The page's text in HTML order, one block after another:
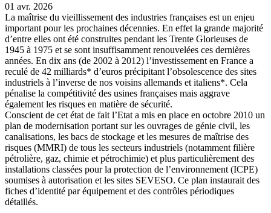
01 avr. 2026
La maîtrise du vieillissement des industries françaises est un enjeu
important pour les prochaines décennies. En effet la grande majorité
d’entre elles ont été construites pendant les Trente Glorieuses de
1945 à 1975 et se sont insuffisamment renouvelées ces dernières
années. En dix ans (de 2002 à 2012) l’investissement en France a
reculé de 42 milliards* d’euros précipitant l’obsolescence des sites
industriels à l’inverse de nos voisins allemands et italiens*. Cela
pénalise la compétitivité des usines françaises mais aggrave
également les risques en matière de sécurité.
Conscient de cet état de fait l’Etat a mis en place en octobre 2010 un
plan de modernisation portant sur les ouvrages de génie civil, les
canalisations, les bacs de stockage et les mesures de maîtrise des
risques (MMRI) de tous les secteurs industriels (notamment filière
pétrolière, gaz, chimie et pétrochimie) et plus particulièrement des
installations classées pour la protection de l’environnement (ICPE)
soumises à autorisation et les sites SEVESO. Ce plan instaurait des
fiches d’identité par équipement et des contrôles périodiques
détaillés.